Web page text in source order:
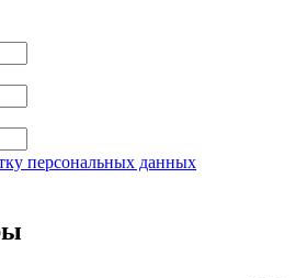
персональных данных